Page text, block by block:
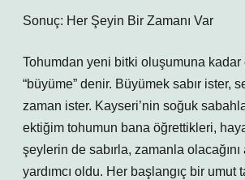
Sonuç: Her Şeyin Bir Zamanı Var
Tohumdan yeni bitki oluşumuna kadar
“büyüme” denir. Büyümek sabır ister,
zaman ister. Kayseri’nin soğuk
ektiğim tohumun bana öğrettikleri,
şeylerin de sabırla, zamanla
yardımcı oldu. Her başlangıç bir umut